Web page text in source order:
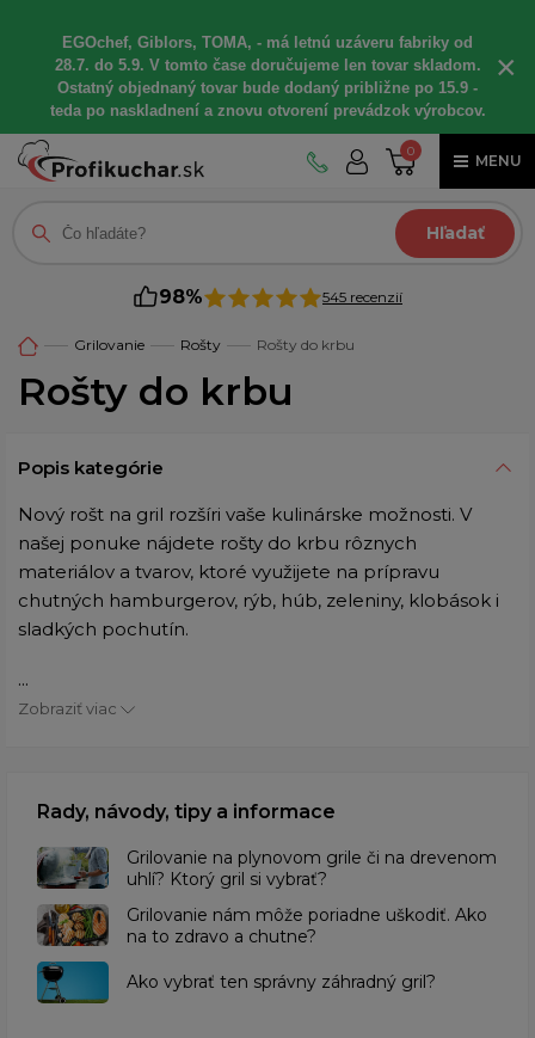
EGOchef, Giblors, TOMA, - má letnú uzáveru fabriky od
28.7. do 5.9. V tomto čase doručujeme len tovar skladom.
Ostatný objednaný tovar bude dodaný približne po 15.9 -
teda po naskladnení a znovu otvorení prevádzok výrobcov.
×
0
MENU
Hľadať
98% 545 recenzií
Grilovanie Rošty Rošty do krbu
Rošty do krbu
Popis kategórie
Nový rošt na gril rozšíri vaše kulinárske možnosti. V
našej ponuke nájdete rošty do krbu rôznych
materiálov a tvarov, ktoré využijete na prípravu
chutných hamburgerov, rýb, húb, zeleniny, klobások i
sladkých pochutín.
...
Zobraziť viac
Rady, návody, tipy a informace
Grilovanie na plynovom grile či na drevenom
uhlí? Ktorý gril si vybrať?
Grilovanie nám môže poriadne uškodiť. Ako
na to zdravo a chutne?
Ako vybrať ten správny záhradný gril?